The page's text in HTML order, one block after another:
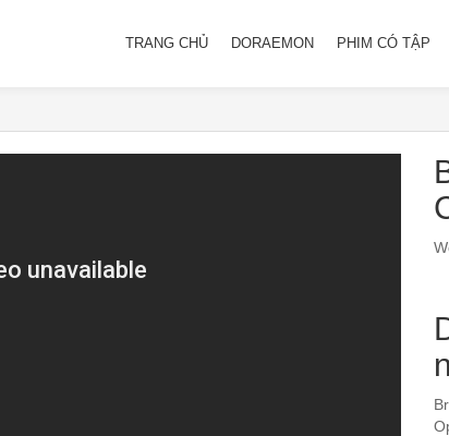
TRANG CHỦ DORAEMON PHIM CÓ TẬP